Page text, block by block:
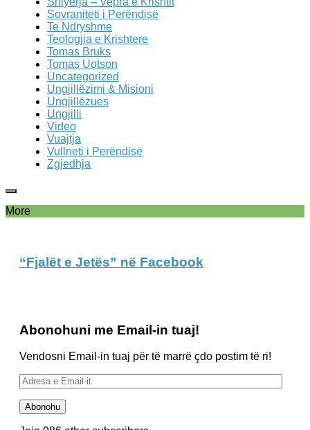
Sovraniteti i Perëndisë
Te Ndryshme
Teologjia e Krishtere
Tomas Bruks
Tomas Uotson
Uncategorized
Ungjillëzimi & Misioni
Ungjillëzues
Ungjilli
Video
Vuajtja
Vullneti i Perëndisë
Zgjedhja
More
“Fjalët e Jetës” në Facebook
Abonohuni me Email-in tuaj!
Vendosni Email-in tuaj për të marrë çdo postim të ri!
Adresa
e
Email-
it
Abonohu